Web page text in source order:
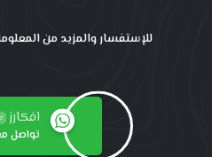
للإستفسار والمزيد من
افكارز
تواصل